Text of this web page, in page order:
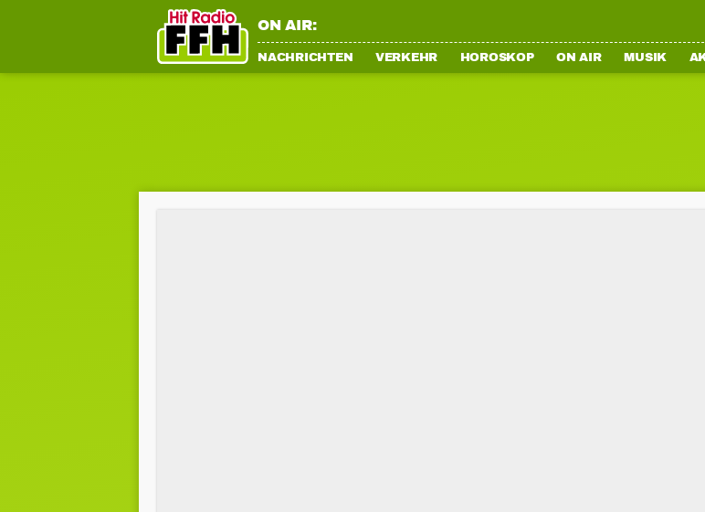
ON AIR:
NACHRICHTEN VERKEHR HOROSKOP ON AIR MUSIK